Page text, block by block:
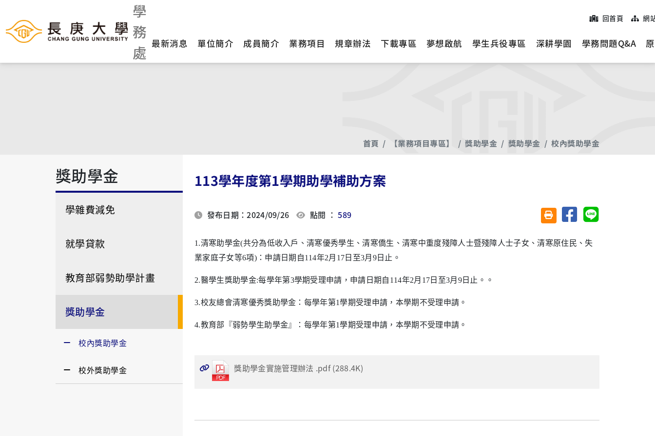
學
務
處
回首頁 網
最新消息 單位簡介 成員簡介 業務項目 規章辦法 下載專區 夢想啟航 學生兵役專區 深耕學園 學務問題Q&A
首頁 【業務項目專區】 獎助學金 獎助學金 校內獎助學金
獎助學金
學雜費減免
就學貸款
教育部弱勢助學計畫
獎助學金
校內獎助學金
校外獎助學金
113學年度第1學期助學補助方案
發布日期：2024/09/26 點閱 ：589 友善列印(另開視窗)
分享至臉書分享至 Line
1.清寒助學金(共分為低收入戶、清寒優秀學生、清寒僑生、清寒中重度殘障人士暨殘障人士子女、清寒原住民、失
業家庭子女等6項)：申請日期自114年2月 17 日至3月 9 日止。
2.醫學生獎助學金:每學年第3學期受理申請， 申請日期自 114年2月 17 日至3月 9日止。 。
3.校友總會清寒優秀獎助學金：每學年第1學期受理申請，本學期不受理申請。
4.教育部『弱勢學生助學金』：每學年第1學期受理申請，本學期不受理申請。
獎助學金實施管理辦法 .pdf (288.4K)